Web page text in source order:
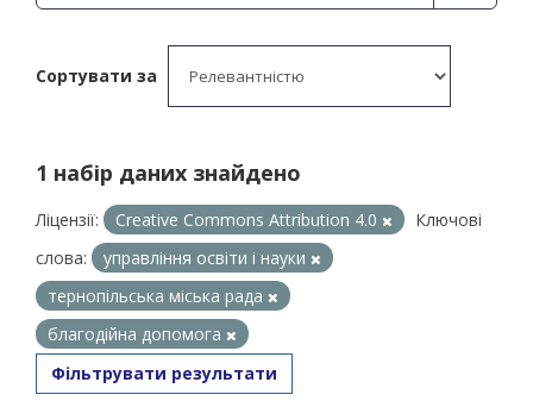
Сортувати за
1 набір даних знайдено
Ліцензії: Creative Commons Attribution 4.0
Ключові
слова:
управління освіти і науки
тернопільська міська рада
благодійна допомога
Фільтрувати результати